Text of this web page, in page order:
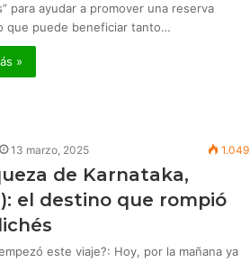
para ayudar a promover una reserva
que puede beneficiar tanto…
»
13 marzo, 2025 1.049
de Karnataka,
el destino que rompió
este viaje?: Hoy, por la mañana ya